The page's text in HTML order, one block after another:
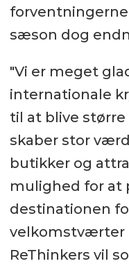
sæson dog
"Vi er meget
internationale
til at blive
skaber stor
butikker og
mulighed for at
destinationen
velkomstværter
ReThinkers vil